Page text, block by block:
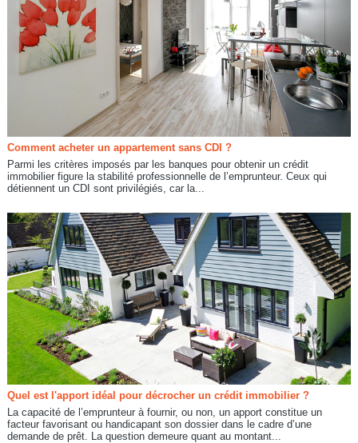
Comment acheter un appartement sans CDI ?
Parmi les critères imposés par les banques pour obtenir un crédit
immobilier figure la stabilité professionnelle de l’emprunteur. Ceux qui
détiennent un CDI sont privilégiés, car la...
Quel est l'apport idéal pour décrocher un crédit immobilier ?
La capacité de l’emprunteur à fournir, ou non, un apport constitue un
facteur favorisant ou handicapant son dossier dans le cadre d’une
demande de prêt. La question demeure quant au montant...